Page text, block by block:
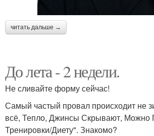
читать дальше →
До лета - 2 недели.
Не сливайте форму сейчас!
Самый частый провал происходит не
всё, Тепло, Джинсы Скрывают, Можно
Тренировки/Диету". Знакомо?